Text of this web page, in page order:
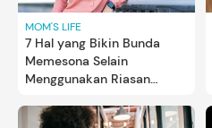
MOM'S LIFE
7 Hal yang Bikin Bunda
Memesona Selain
Menggunakan Riasan